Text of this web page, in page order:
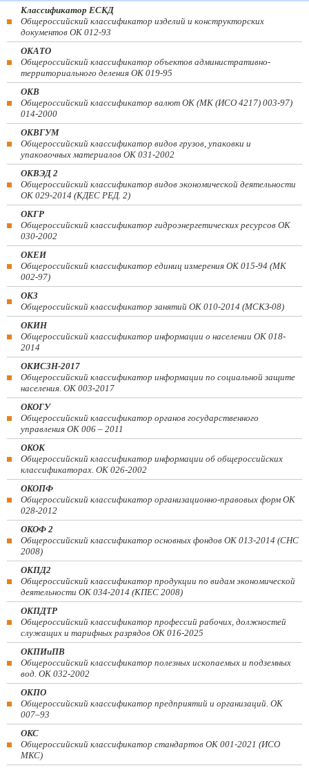
Классификатор ЕСКД
Общероссийский классификатор изделий и конструкторских
документов ОК 012-93
ОКАТО
Общероссийский классификатор объектов административно-
территориального деления ОК 019-95
ОКВ
Общероссийский классификатор валют ОК (МК (ИСО 4217) 003-97)
014-2000
ОКВГУМ
Общероссийский классификатор видов грузов, упаковки и
упаковочных материалов ОК 031-2002
ОКВЭД 2
Общероссийский классификатор видов экономической деятельности
ОК 029-2014 (КДЕС РЕД. 2)
ОКГР
Общероссийский классификатор гидроэнергетических ресурсов ОК
030-2002
ОКЕИ
Общероссийский классификатор единиц измерения ОК 015-94 (МК
002-97)
ОКЗ
Общероссийский классификатор занятий ОК 010-2014 (МСКЗ-08)
ОКИН
Общероссийский классификатор информации о населении ОК 018-
2014
ОКИСЗН-2017
Общероссийский классификатор информации по социальной защите
населения. ОК 003-2017
ОКОГУ
Общероссийский классификатор органов государственного
управления ОК 006 – 2011
ОКОК
Общероссийский классификатор информации об общероссийских
классификаторах. ОК 026-2002
ОКОПФ
Общероссийский классификатор организационно-правовых форм ОК
028-2012
ОКОФ 2
Общероссийский классификатор основных фондов ОК 013-2014 (СНС
2008)
ОКПД2
Общероссийский классификатор продукции по видам экономической
деятельности ОК 034-2014 (КПЕС 2008)
ОКПДТР
Общероссийский классификатор профессий рабочих, должностей
служащих и тарифных разрядов ОК 016-2025
ОКПИиПВ
Общероссийский классификатор полезных ископаемых и подземных
вод. ОК 032-2002
ОКПО
Общероссийский классификатор предприятий и организаций. ОК
007–93
ОКС
Общероссийский классификатор стандартов ОК 001-2021 (ИСО
МКС)